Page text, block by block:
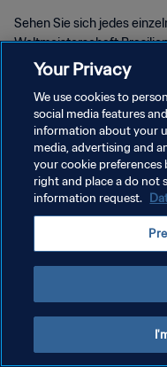
Sehen Sie sich jedes
Weltmeisterschaft
DATENSCHUTZ
NUTZUNGSBEDINGUNGEN
COOKIE-EINSTELLUNGEN
Your Privacy
We use cookies to
social media features
information about your
media, advertising and
your cookie
right and place a do not
information request.